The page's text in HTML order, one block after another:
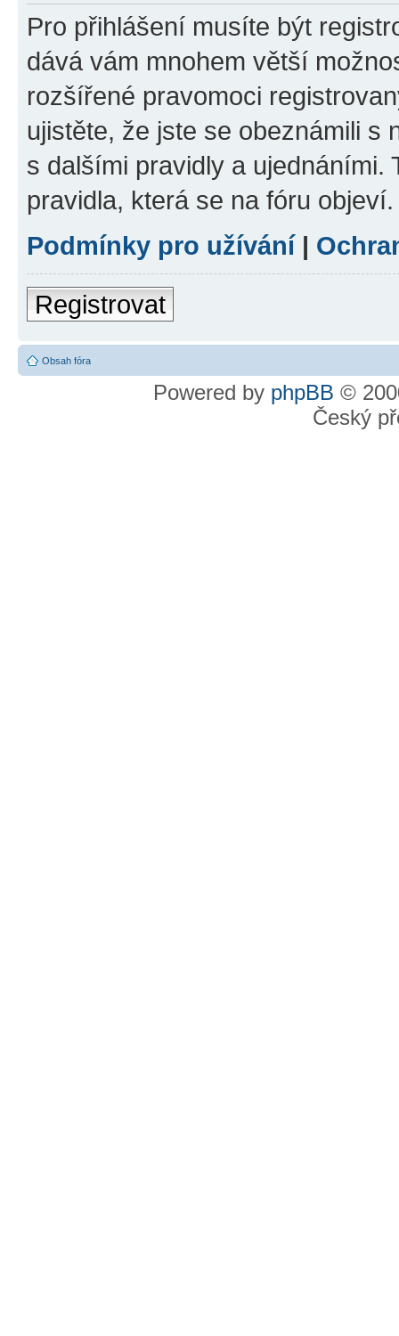
Pro přihlášení musíte být
dává vám mnohem větší
rozšířené pravomoci
ujistěte, že jste se obeznámili s
s dalšími pravidly a ujednáními.
pravidla, která se na fóru objeví.
Podmínky pro užívání|
Registrovat
Obsah fóra
Powered by phpBB ©
Český